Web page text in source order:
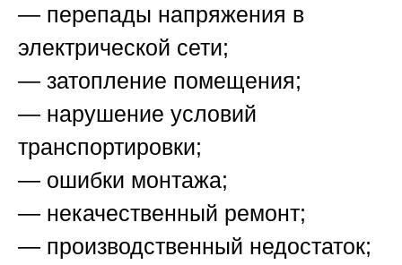
— перепады напряжения в
электрической сети;
— затопление помещения;
— нарушение условий
транспортировки;
— ошибки монтажа;
— некачественный ремонт;
— производственный недостаток;